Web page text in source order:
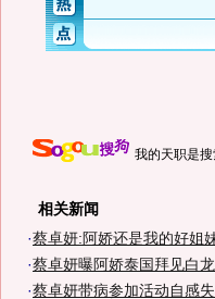
我的天职是
相关新闻
·蔡卓妍:阿娇还是我的好姐
·蔡卓妍曝阿娇泰国拜见白
·蔡卓妍带病参加活动自感